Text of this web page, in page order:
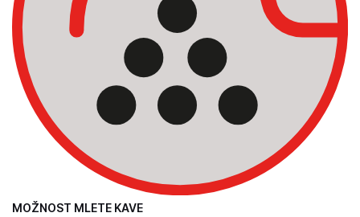
MOŽNOST MLETE KAVE